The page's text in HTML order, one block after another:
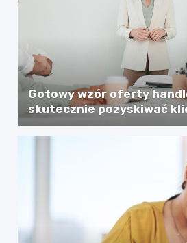
Gotowy wzór oferty
skutecznie pozyskiwać